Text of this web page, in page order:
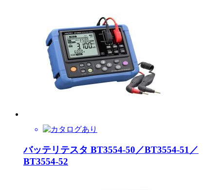
バッテリテスタ BT3554-50／BT3554-51／
BT3554-52